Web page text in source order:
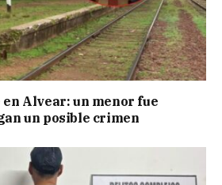
Alvear: un menor fue
un posible crimen